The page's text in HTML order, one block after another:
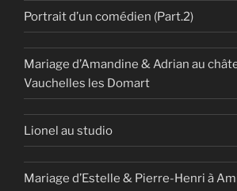
Portrait d’un comédien (Part.2)
Mariage d’Amandine & Adrian au
Vauchelles les Domart
Lionel au studio
Mariage d’Estelle & Pierre-Henri à